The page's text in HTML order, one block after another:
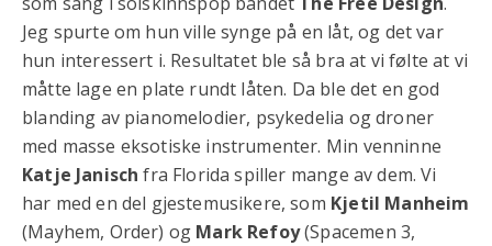
Jeg spurte om hun ville synge på en låt, og det var
hun interessert i. Resultatet ble så bra at vi følte at vi
måtte lage en plate rundt låten. Da ble det en god
blanding av pianomelodier, psykedelia og droner
med masse eksotiske instrumenter. Min venninne
Katje Janisch fra Florida spiller mange av dem. Vi
har med en del gjestemusikere, som Kjetil Manheim
(Mayhem, Order) og Mark Refoy(Spacemen 3,